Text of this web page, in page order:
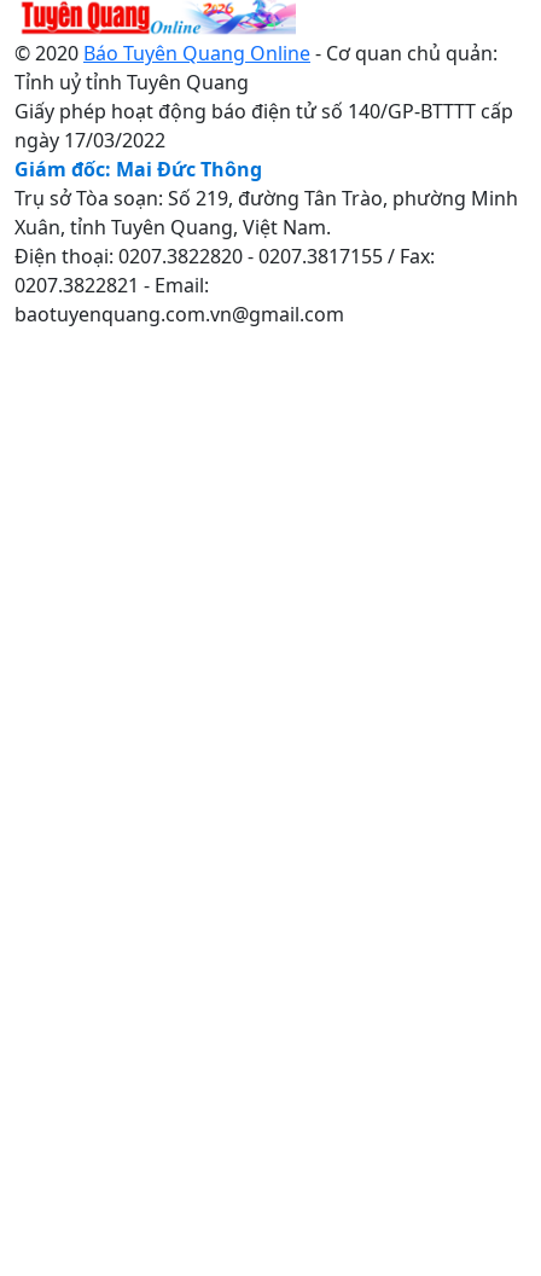
© 2020 Báo Tuyên Quang Online- Cơ quan chủ quản:
Tỉnh uỷ tỉnh Tuyên Quang
Giấy phép hoạt động báo điện tử số 140/GP-BTTTT cấp
ngày 17/03/2022
Giám đốc: Mai Đức Thông
Trụ sở Tòa soạn: Số 219, đường Tân Trào, phường Minh
Xuân, tỉnh Tuyên Quang, Việt Nam.
Điện thoại: 0207.3822820 - 0207.3817155 / Fax:
0207.3822821 - Email:
baotuyenquang.com.vn@gmail.com